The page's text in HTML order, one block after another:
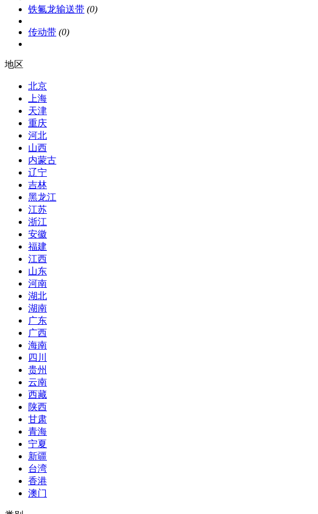
铁氟龙输送带 (0)
传动带 (0)
地区
北京
上海
天津
重庆
河北
山西
内蒙古
辽宁
吉林
黑龙江
江苏
浙江
安徽
福建
江西
山东
河南
湖北
湖南
广东
广西
海南
四川
贵州
云南
西藏
陕西
甘肃
青海
宁夏
新疆
台湾
香港
澳门